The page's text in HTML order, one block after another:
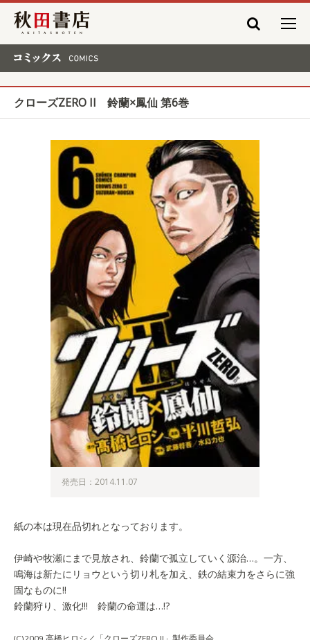
秋田書店
クローズZERO II 鈴蘭×鳳仙 第6巻
発売日：2014.11.07
紙の本は現在品切れとなっております。
伊崎や牧瀬にまで見放され、鈴蘭で孤立していく源治…。一方、
鳴海は新たにリョウという切り札を加え、鉄の結束力をさらに強
固なものに!!
鈴蘭狩り、激化!!! 鈴蘭の命運は…!?